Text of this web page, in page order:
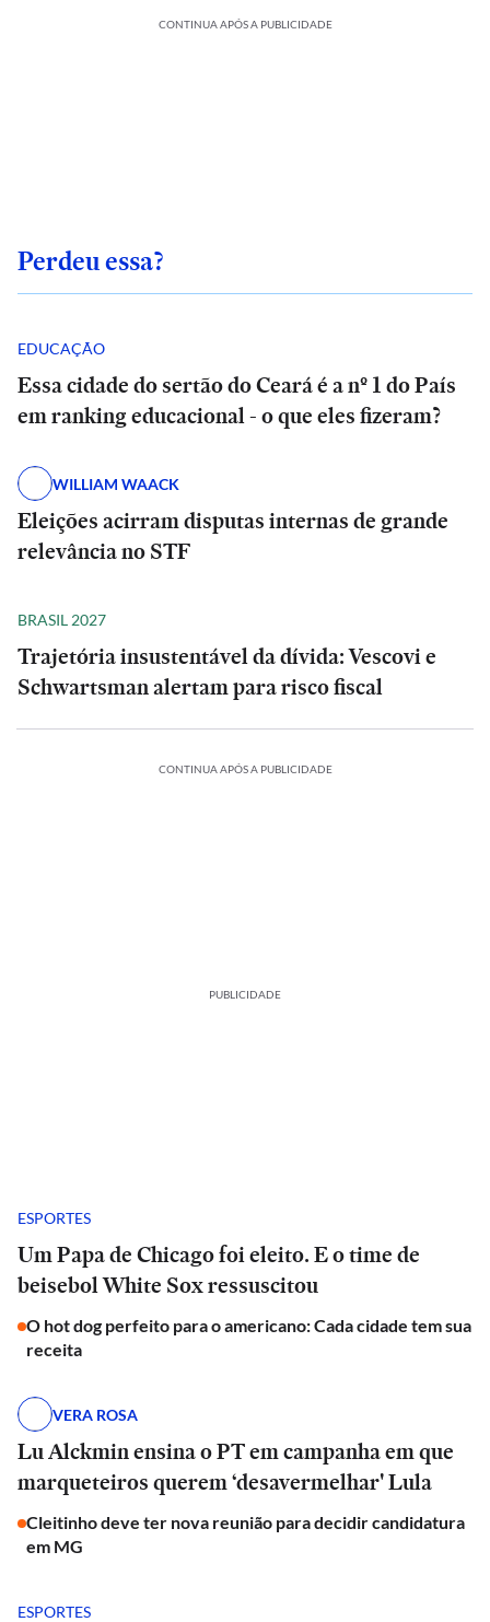
CONTINUA APÓS A PUBLICIDADE
Perdeu essa?
EDUCAÇÃO
Essa cidade do sertão do Ceará é a nº 1 do País
em ranking educacional - o que eles fizeram?
WILLIAM WAACK
Eleições acirram disputas internas de grande
relevância no STF
BRASIL 2027
Trajetória insustentável da dívida: Vescovi e
Schwartsman alertam para risco fiscal
CONTINUA APÓS A PUBLICIDADE
PUBLICIDADE
ESPORTES
Um Papa de Chicago foi eleito. E o time de
beisebol White Sox ressuscitou
O hot dog perfeito para o americano: Cada cidade tem sua
receita
VERA ROSA
Lu Alckmin ensina o PT em campanha em que
marqueteiros querem ‘desavermelhar' Lula
Cleitinho deve ter nova reunião para decidir candidatura
em MG
ESPORTES